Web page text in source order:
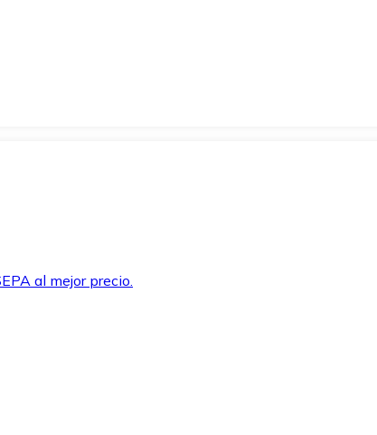
al mejor precio.